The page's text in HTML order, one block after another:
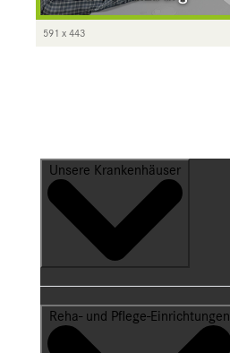
591 x 443
Unsere Krankenhäuser
Reha- und Pflege-Einrichtungen